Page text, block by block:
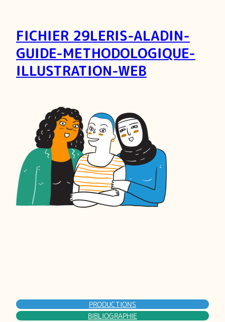
FICHIER 29LERIS-ALADIN-
GUIDE-METHODOLOGIQUE-
ILLUSTRATION-WEB
PRODUCTIONS
BIBLIOGRAPHIE